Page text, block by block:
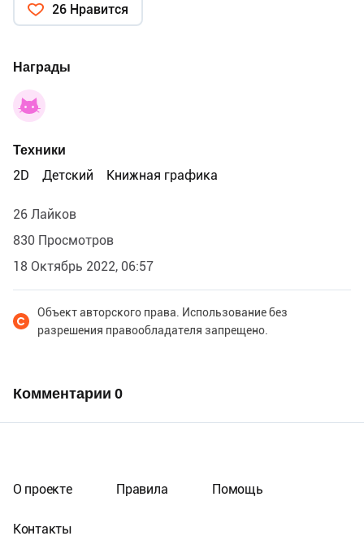
26 Нравится
Награды
Техники
2D
Детский Книжная графика
26 Лайков
830 Просмотров
18 Октябрь 2022, 06:57
Объект авторского права. Использование без
разрешения правообладателя запрещено.
Комментарии 0
О проекте Правила Помощь
Контакты